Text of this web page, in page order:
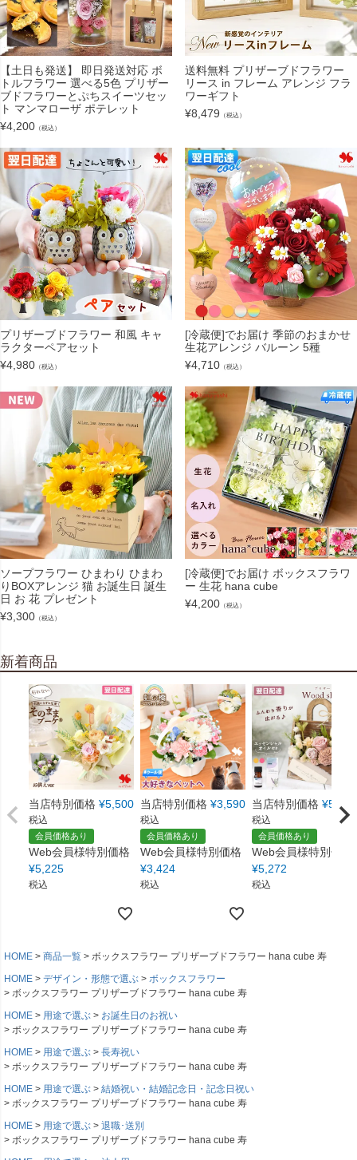
【土日も発送】 即日発送対応 ボ
トルフラワー 選べる5色 プリザー
ブドフラワーとぷちスイーツセッ
ト マンマローザ ポテレット
¥4,200 （税込）
送料無料 プリザーブドフラワー
リース in フレーム アレンジ フラ
ワーギフト
¥8,479 （税込）
プリザーブドフラワー 和風 キャ
ラクターペアセット
¥4,980 （税込）
[冷蔵便]でお届け 季節のおまかせ
生花アレンジ バルーン 5種
¥4,710 （税込）
ソープフラワー ひまわり ひまわ
りBOXアレンジ 猫 お誕生日 誕生
日 お 花 プレゼント
¥3,300 （税込）
[冷蔵便]でお届け ボックスフラワ
ー 生花 hana cube
¥4,200 （税込）
新着商品
当店特別価格 ¥5,500
税込
会員価格あり
Web会員様特別価格
¥5,225
税込
当店特別価格 ¥3,590
税込
会員価格あり
Web会員様特別価格
¥3,424
税込
当店特別価格 ¥5,550
税込
会員価格あり
Web会員様特別価格
¥5,272
税込
HOME 商品一覧
ボックスフラワー プリザーブドフラワー hana cube 寿
HOME
デザイン・形態で選ぶ
ボックスフラワー
ボックスフラワー プリザーブドフラワー hana cube 寿
HOME
用途で選ぶ
お誕生日のお祝い
ボックスフラワー プリザーブドフラワー hana cube 寿
HOME
用途で選ぶ
長寿祝い
ボックスフラワー プリザーブドフラワー hana cube 寿
HOME
用途で選ぶ
結婚祝い・結婚記念日・記念日祝い
ボックスフラワー プリザーブドフラワー hana cube 寿
HOME
用途で選ぶ
退職･送別
ボックスフラワー プリザーブドフラワー hana cube 寿